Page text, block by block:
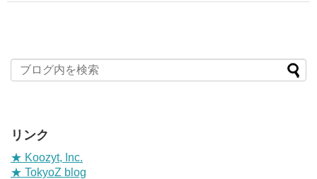
リンク
★ Koozyt, Inc.
★ TokyoZ blog